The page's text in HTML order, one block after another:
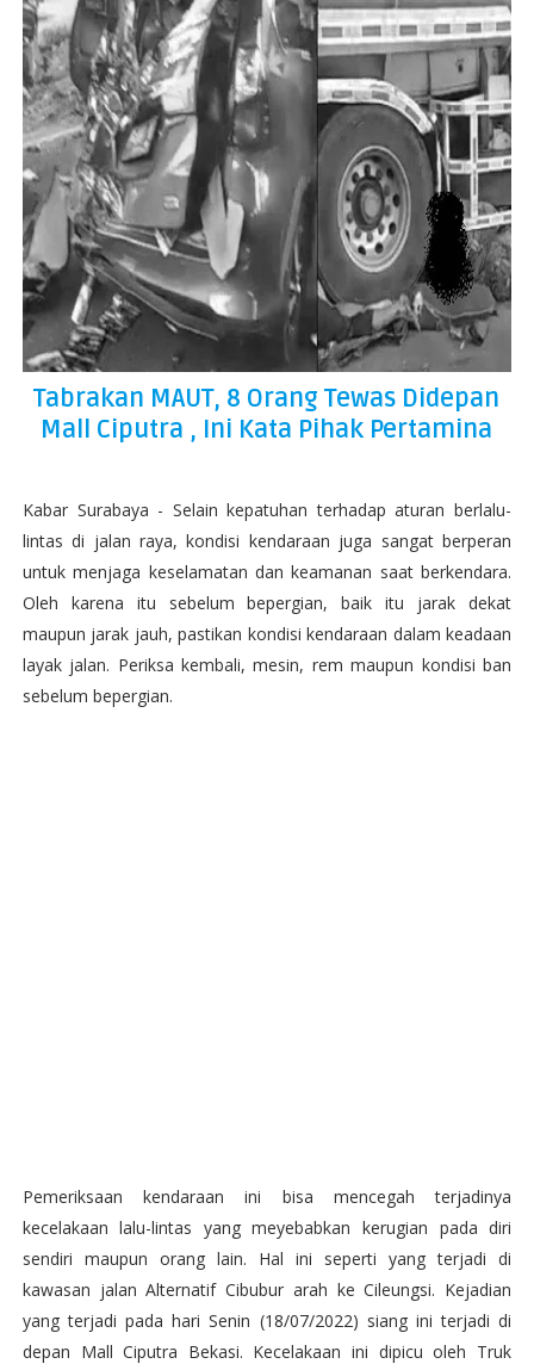
Tabrakan MAUT, 8 Orang Tewas Didepan
Mall Ciputra , Ini Kata Pihak Pertamina
Kabar Surabaya - Selain kepatuhan terhadap aturan berlalu-
lintas di jalan raya, kondisi kendaraan juga sangat berperan
untuk menjaga keselamatan dan keamanan saat berkendara.
Oleh karena itu sebelum bepergian, baik itu jarak dekat
maupun jarak jauh, pastikan kondisi kendaraan dalam keadaan
layak jalan. Periksa kembali, mesin, rem maupun kondisi ban
sebelum bepergian.
Pemeriksaan kendaraan ini bisa mencegah terjadinya
kecelakaan lalu-lintas yang meyebabkan kerugian pada diri
sendiri maupun orang lain. Hal ini seperti yang terjadi di
kawasan jalan Alternatif Cibubur arah ke Cileungsi. Kejadian
yang terjadi pada hari Senin (18/07/2022) siang ini terjadi di
depan Mall Ciputra Bekasi. Kecelakaan ini dipicu oleh Truk